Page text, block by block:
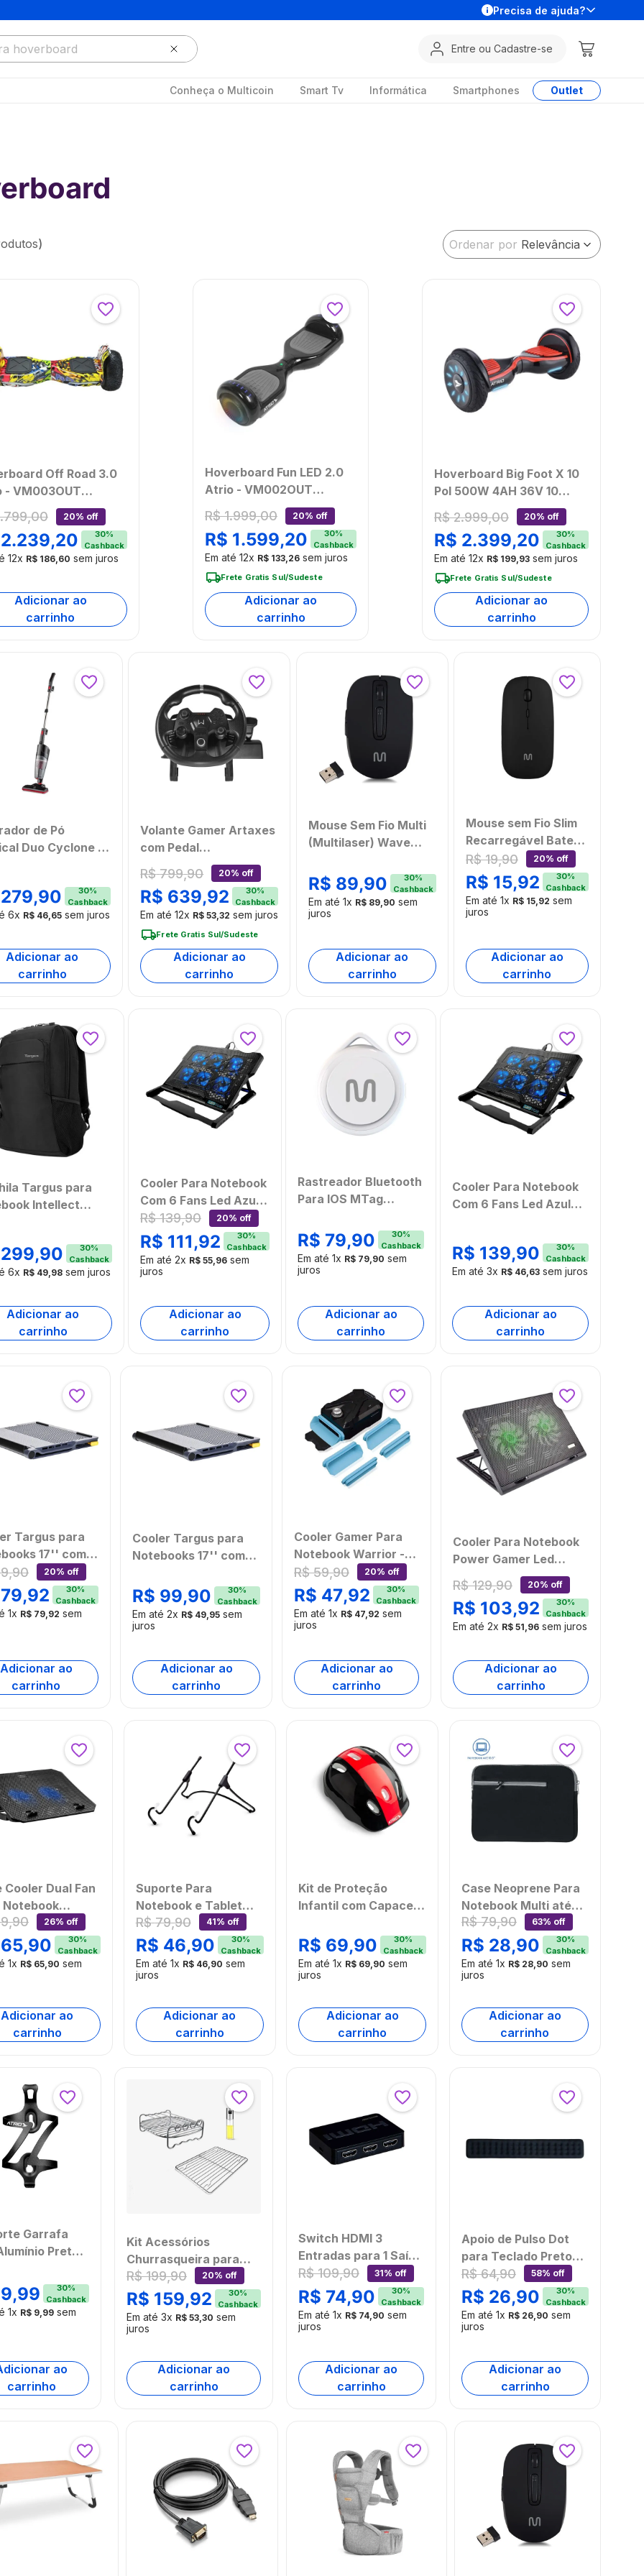
Precisa de ajuda?
buscar?
Entre ou Cadastre-se
Conheça o Multicoin Smart Tv Informática Smartphones Outlet
Ordenar por Relevância
Off Road 3.0
- VM003OUT
.799,00 20% off
2.239,20 30%
Cashback
12x R$ 186 60 sem juros
Adicionar ao
carrinho
Hoverboard Fun LED 2.0
Atrio - VM002OUT
[Reembalado]
R$ 1.999,00 20% off
R$ 1.599,20 30%
Cashback
Em até 12x R$ 133 26 sem juros
Frete Gratis Sul/Sudeste
Adicionar ao
carrinho
Hoverboard Big Foot X 10
Pol 500W 4AH 36V 10
Km/h - Atrio - ES413OUT
[Reembalado]
R$ 2.999,00 20% off
R$ 2.399,20 30%
Cashback
Em até 12x R$ 199,93 sem juros
Frete Gratis Sul/Sudeste
Adicionar ao
carrinho
de Pó
Duo Cyclone 2
279,90 30%
Cashback
6x R$ 46 65 sem juros
Adicionar ao
carrinho
Volante Gamer Artaxes
com Pedal
Multiplataforma
Warrior - JS090OUT
[Reembalado]
R$ 799,90 20% off
R$ 639,92 30%
Cashback
Em até12x R$ 53,32 sem juros
Frete Gratis Sul/Sudeste
Adicionar ao
carrinho
Mouse Sem Fio Multi
(Multilaser) Wave
de Litío e Compacto -
MO277
R$ 89,90 30%
Cashback
Em até 1x R$ 89,90 sem
juros
Adicionar ao
carrinho
Mouse sem Fio Slim
Recarregável Bateria
de 400mAh 1600 -
2400 DPI 4 Botões
Multi - MO290OUT
[Reembalado]
R$ 19,90 20% off
R$ 15,92 30%
Cashback
Em até 1x R$ 15,92 sem
juros
Adicionar ao
carrinho
Targus para
Intellect
299,90 30%
Cashback
6x R$ 49,98 sem juros
Adicionar ao
carrinho
Cooler Para Notebook
Com 6 Fans Led Azul
Hexa Cooler -
AC282OUT
[Reembalado]
R$ 139,90 20% off
R$ 111,92 30%
Cashback
Em até 2x R$ 55 96 sem
juros
Adicionar ao
carrinho
Rastreador Bluetooth
Para IOS MTag
R$ 79,90 30%
Cashback
Em até 1x R$ 79,90 sem
juros
Adicionar ao
carrinho
Cooler Para Notebook
Com 6 Fans Led Azul
R$ 139,90 30%
Cashback
Em até 3x R$ 46,63 sem juros
Adicionar ao
carrinho
Targus para
17'' com
Ajustável
Duplo +
Portas USB-A -
,90 20% off
79,92 30%
Cashback
1x R$ 79,92 sem
Adicionar ao
carrinho
Cooler Targus para
Notebooks 17'' com
Ventilador Duplo +
HUB 4 Portas USB-A -
AWE81US
R$ 99,90 30%
Cashback
Em até 2x R$ 49,95 sem
juros
Adicionar ao
carrinho
Cooler Gamer Para
Notebook Warrior -
AC268OUT
[Reembalado]
R$ 59,90 20% off
R$ 47,92 30%
Cashback
Em até 1x R$ 47,92 sem
juros
Adicionar ao
carrinho
Cooler Para Notebook
Power Gamer Led
Verde Luminoso Multi
(Multilaser) -
AC267OUT
[Reembalado]
R$ 129,90 20% off
R$ 103,92 30%
Cashback
Em até 2x R$ 51,96 sem juros
Adicionar ao
carrinho
Cooler Dual Fan
Notebook
-
,90 26% off
65,90 30%
Cashback
1x R$ 65 90 sem
Adicionar ao
carrinho
Suporte Para
Notebook e Tablet
Multi Ergonômico -
AC376OUT
[Reembalado]
R$ 79,90 41% off
R$ 46,90 30%
Cashback
Em até 1x R$ 46,90 sem
juros
Adicionar ao
carrinho
Kit de Proteção
Infantil com Capacete
Joelheiras e Luva
Tam, Único Atrio -
ES198
R$ 69,90 30%
Cashback
Em até1x R$ 69,90 sem
juros
Adicionar ao
carrinho
Case Neoprene Para
Notebook Multi até
15,6" Preta -
BO400OUT
[Reembalado]
R$ 79,90 63% off
R$ 28,90 30%
Cashback
Em até 1x R$ 28, 90 sem
juros
Adicionar ao
carrinho
Garrafa
Preto
9,99 30%
Cashback
1x R$ 9 99 sem
ao
carrinho
Kit Acessórios
Churrasqueira para
Multifryer Obabox -
OB031OUT
[Reembalado]
R$ 199,90 20% off
R$ 159,92 30%
Cashback
Em até 3x R$ 53,30 sem
juros
Adicionar ao
carrinho
Switch HDMI 3
Entradas para 1 Saída
Full HD com Controle
Remoto - WI290OUT
[Reembalado]
R$ 109,90 31% off
R$ 74,90 30%
Cashback
Em até 1x R$ 74 90 sem
juros
Adicionar ao
carrinho
Apoio de Pulso Dot
para Teclado Preto
Multi - AC366OUT
[Reembalado]
R$ 64,90 58% off
R$ 26,90 30%
Cashback
Em até 1x R$ 26,90 sem
juros
Adicionar ao
carrinho